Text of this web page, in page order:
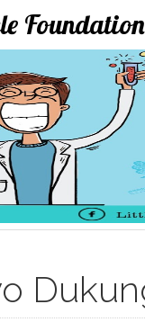
Foundation